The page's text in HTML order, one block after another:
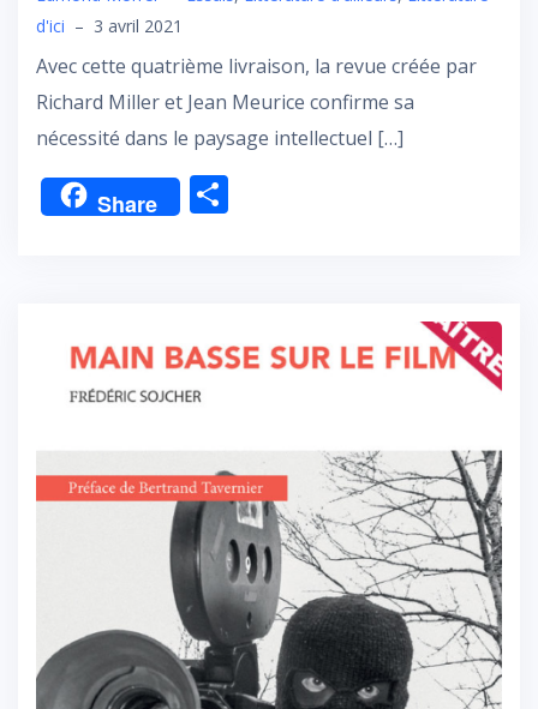
d'ici – 3 avril 2021
Avec cette quatrième livraison, la revue créée par
Richard Miller et Jean Meurice confirme sa
nécessité dans le paysage intellectuel […]
Share
er